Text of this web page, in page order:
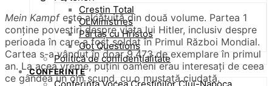
Creștin Total
OLMinistries
Părtaș cu Hristos
Got Questions
Politică de confidențialitate
CONFERINȚE
Mein Kampfeste alcătuită din două volume. Partea 1
conține povestiri despre viața lui Hitler, inclusiv despre
perioada în care a fost soldat în Primul Război Mondial.
Cartea s-a vândut în doar 9.473 de exemplare în primul
an. La acea vreme, puțini oameni erau interesați de ceea
ce gândea un om scund, cu o mustață ciudată.